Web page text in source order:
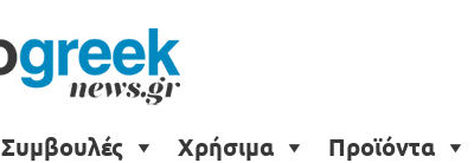
Συμβουλές Χρήσιμα Προϊόντα